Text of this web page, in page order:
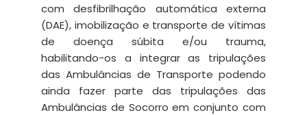
com desfibrilhação automática externa
(DAE), imobilização e transporte de vítimas
de doença súbita e/ou trauma,
habilitando-os a integrar as tripulações
das Ambulâncias de Transporte podendo
ainda fazer parte das tripulações das
Ambulâncias de Socorro em conjunto com